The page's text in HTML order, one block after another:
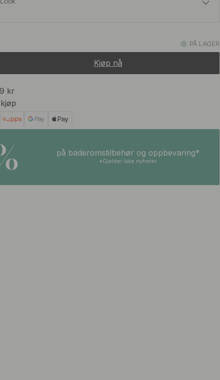
På lager
PÅ LAGER
Kjøp nå
kr
på baderomstilbehør og oppbevaring*
*Gjelder ikke nyheter